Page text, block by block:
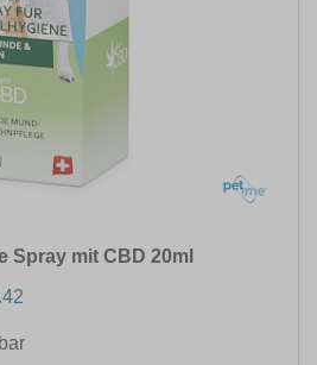
Spray mit CBD 20ml